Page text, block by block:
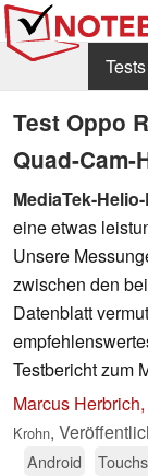
Tests
Benchmarks &
Kaufberatung
Forum
Test Oppo
Quad-
MediaTek-
eine etwas
Unsere
zwischen den
Datenblatt
Testbericht zum
Marcus
Krohn,
Android